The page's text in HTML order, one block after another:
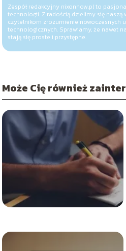
Zespół redakcyjny nixonnow.pl to
technologii. Z radością dzielimy się naszą
czytelnikom zrozumienie nowoczesnych
technologicznych. Sprawiamy, że nawet
stają się proste i przystępne.
Może Cię również